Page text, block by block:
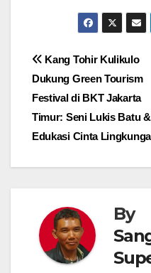
Navigasi
pos
Kang Tohir Kulikulo
Dukung Green Tourism
Festival di BKT Jakarta
Timur: Seni Lukis Batu &
Edukasi Cinta
By